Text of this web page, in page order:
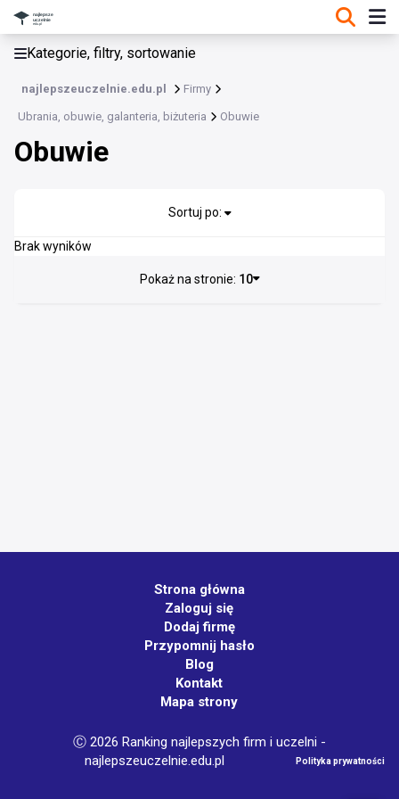
Kategorie, filtry, sortowanie
najlepszeuczelnie.edu.pl Firmy
Ubrania, obuwie, galanteria, biżuteria Obuwie
Obuwie
Ubrania, obuwie, galanteria, biżuteria
Biżuteria i zegarki
Torby i walizki
Sortuj po:
Brak wyników
Pokaż na stronie: 10
Strona główna
Zaloguj się
Dodaj firmę
Przypomnij hasło
Blog
Kontakt
Mapa strony
Ⓒ 2026 Ranking najlepszych firm i uczelni -
najlepszeuczelnie.edu.pl
Polityka prywatności